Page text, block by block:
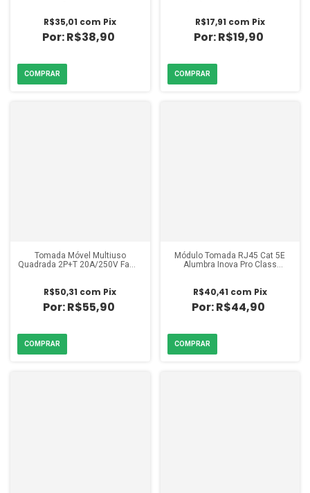
R$38,90
R$35,01 com Pix
R$19,90
R$17,91 com Pix
Tomada Móvel Multiuso
Quadrada 2P+T 20A/250V Fame
R$55,90
R$50,31 com Pix
Módulo Tomada RJ45 Cat 5E
Alumbra Inova Pro Class
R$44,90
R$40,41 com Pix